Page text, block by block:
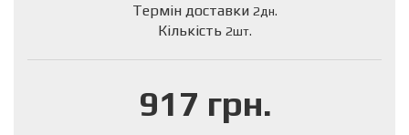
Термін доставки 2дн.
Кількість 2шт.
917 грн.